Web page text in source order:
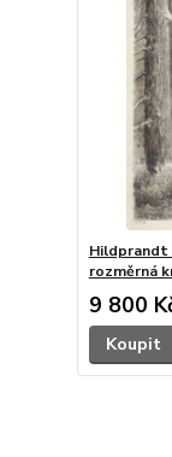
Hildprandt
rozměrná
9 800
Koupit